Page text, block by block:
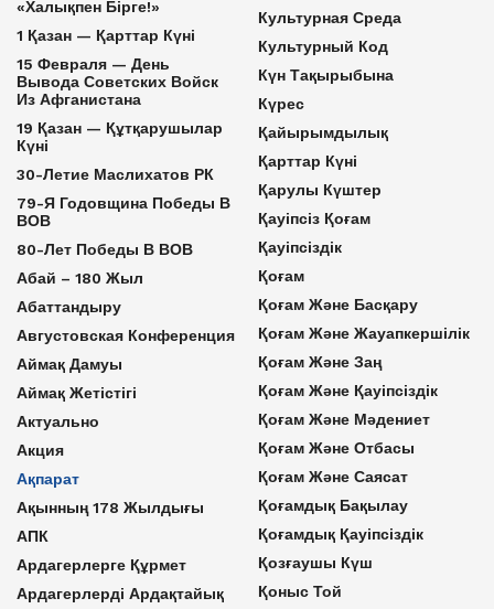
«Халықпен Бірге!»
1 Қазан — Қарттар Күні
15 Февраля — День
Вывода Советских Войск
Из Афганистана
19 Қазан — Құтқарушылар
Күні
30-Летие Маслихатов РК
79-Я Годовщина Победы В
ВОВ
80-Лет Победы В ВОВ
Абай – 180 Жыл
Абаттандыру
Августовская Конференция
Аймақ Дамуы
Аймақ Жетістігі
Актуально
Акция
Ақпарат
Ақынның 178 Жылдығы
АПК
Ардагерлерге Құрмет
Ардагерлерді Ардақтайық
Культурная Среда
Культурный Код
Күн Тақырыбына
Күрес
Қайырымдылық
Қарттар Күні
Қарулы Күштер
Қауіпсіз Қоғам
Қауіпсіздік
Қоғам
Қоғам Және Басқару
Қоғам Және Жауапкершілік
Қоғам Және Заң
Қоғам Және Қауіпсіздік
Қоғам Және Мәдениет
Қоғам Және Отбасы
Қоғам Және Саясат
Қоғамдық Бақылау
Қоғамдық Қауіпсіздік
Қозғаушы Күш
Қоныс Той